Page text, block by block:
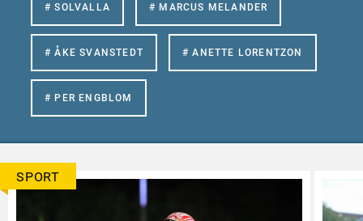
# SOLVALLA # MARCUS MELANDER
# ÅKE SVANSTEDT # ANETTE LORENTZON
# PER ENGBLOM
SPORT